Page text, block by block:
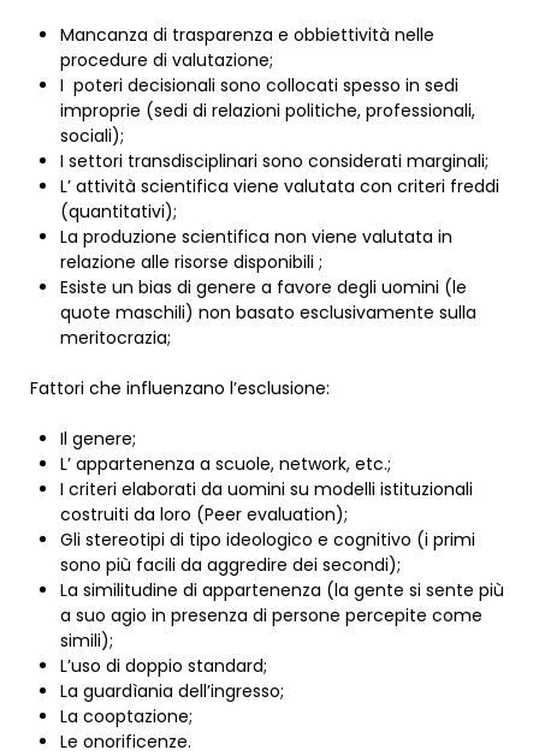
Mancanza di trasparenza e obbiettività nelle
procedure di valutazione;
I poteri decisionali sono collocati spesso in sedi
improprie (sedi di relazioni politiche, professionali,
sociali);
I settori transdisciplinari sono considerati marginali;
L’ attività scientifica viene valutata con criteri freddi
(quantitativi);
La produzione scientifica non viene valutata in
relazione alle risorse disponibili ;
Esiste un bias di genere a favore degli uomini (le
quote maschili) non basato esclusivamente sulla
meritocrazia;
Fattori che influenzano l’esclusione:
Il genere;
L’ appartenenza a scuole, network, etc.;
I criteri elaborati da uomini su modelli istituzionali
costruiti da loro (Peer evaluation);
Gli stereotipi di tipo ideologico e cognitivo (i primi
sono più facili da aggredire dei secondi);
La similitudine di appartenenza (la gente si sente più
a suo agio in presenza di persone percepite come
simili);
L’uso di doppio standard;
La guardìania dell’ingresso;
La cooptazione;
Le onorificenze.